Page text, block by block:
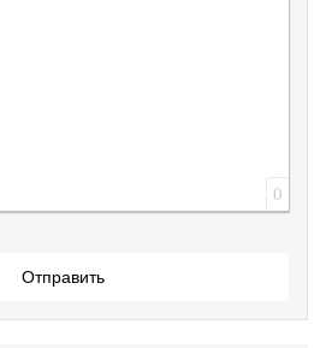
0
Отправить